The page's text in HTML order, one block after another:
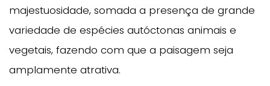
majestuosidade, somada a presença de grande
variedade de espécies autóctonas animais e
vegetais, fazendo com que a paisagem seja
amplamente atrativa.